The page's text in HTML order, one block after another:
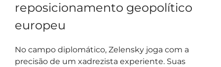
reposicionamento geopolítico
europeu
No campo diplomático, Zelensky joga com a
precisão de um xadrezista experiente. Suas